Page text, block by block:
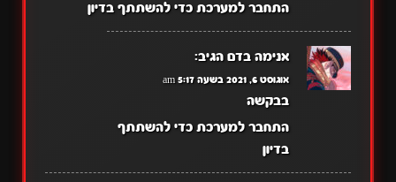
התחבר למערכת כדי להשתתף בדיון
אנימה בדם הגיב:
אוגוסט 6, 2021 בשעה 5:17 am
בבקשה
התחבר למערכת כדי להשתתף
בדיון